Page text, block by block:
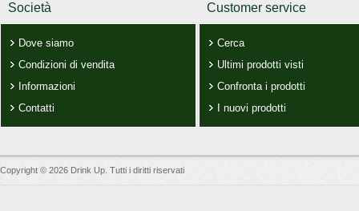
Società
Dove siamo
Condizioni di vendita
Informazioni
Contatti
Customer service
Cerca
Ultimi prodotti visti
Confronta i prodotti
I nuovi prodotti
Copyright © 2026 Drink Up. Tutti i diritti riservati